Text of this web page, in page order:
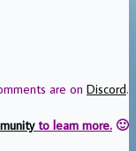
are on Discord.
to learn more. 🙂